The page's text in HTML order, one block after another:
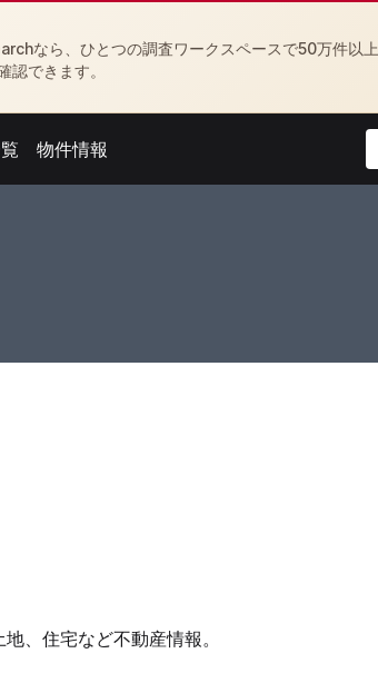
なら、ひとつの調査ワークスペースで50万件以上
できます。
Open feed menu
物件情報
、住宅など不動産情報。